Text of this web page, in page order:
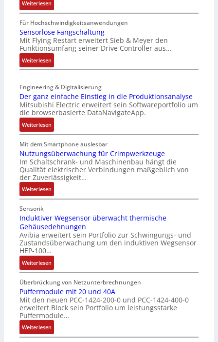
l
t
i
t
u
r
n
-
i
t
E
n
c
o
d
e
r
t
e
L
a
e
r
t
i
a
n
g
u
l
a
t
i
o
n
Weiterlesen:
I
P
C
N
t
t
e
i
l
e
r
h
ä
l
S
c
h
t
z
l
a
k
b
e
s
c
h
i
c
h
Für Hochschwindigkeitsanwendungen
Sensorlose Fangschaltung
Mit Flying Restart erweitert Sieb & Meyer den
Funktionsumfang seiner Drive Controller aus…
Weiterlesen:
S
n
s
o
r
l
o
s
e
F
a
n
g
s
h
a
l
t
u
n
g
Engineering & Digitalisierung
Der ganz einfache Einstieg in die Produktionsanalyse
Mitsubishi Electric erweitert sein Softwareportfolio um
die browserbasierte DataNavigateApp.
Weiterlesen:
D
e
r
g
a
n
z
e
n
f
a
c
h
e
E
i
n
s
t
i
e
g
Mit dem Smartphone auslesbar
Nutzungsüberwachung für Crimpwerkzeuge
Im Schaltschrank- und Maschinenbau hängt die
Qualität elektrischer Verbindungen maßgeblich von
der Zuverlässigkeit…
Weiterlesen:
N
t
z
u
n
s
ü
b
e
r
w
a
c
h
Sensorik
Induktiver Wegsensor überwacht thermische
Gehäusedehnungen
Avibia erweitert sein Portfolio zur Schwingungs- und
Zustandsüberwachung um den induktiven Wegsensor
HEP-100…
Weiterlesen:
I
n
d
u
k
t
i
v
Überbrückung von Netzunterbrechnungen
Puffermodule mit 20 und 40A
Mit den neuen PCC-1424-200-0 und PCC-1424-400-0
erweitert Block sein Portfolio um leistungsstarke
Puffermodule…
Weiterlesen:
P